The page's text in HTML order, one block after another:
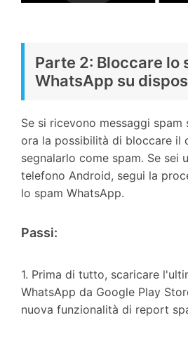
Parte 2: Bloccare lo
WhatsApp su
Se si ricevono messaggi spam
ora la possibilità di bloccare il
segnalarlo come spam. Se sei
telefono Android, segui la
lo spam WhatsApp.
Passi:
1. Prima di tutto, scaricare
WhatsApp da Google Play
nuova funzionalità di report